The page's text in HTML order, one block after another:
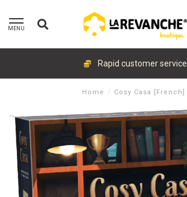
MENU
Rapid customer service
Home / Cosy Casa [French]